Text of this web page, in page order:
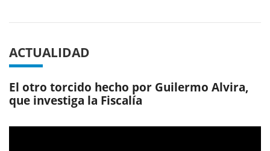
ACTUALIDAD
El otro torcido hecho por Guilermo Alvira,
que investiga la Fiscalía